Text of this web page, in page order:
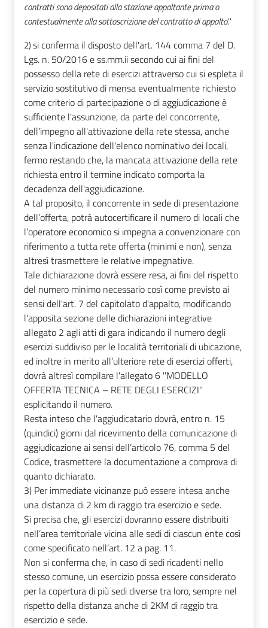
contratti sono depositati alla stazione appaltante prima o
contestualmente alla sottoscrizione del contratto di appalto.''
2)si conferma il disposto dell'art. 144 comma 7 del D.
Lgs. n. 50/2016 e ss.mm.ii secondo cuiai fini del
possesso della rete di esercizi attraverso cui si espleta il
servizio sostitutivo di mensa eventualmente richiesto
come criterio di partecipazione o di aggiudicazione è
sufficiente l'assunzione, da parte del concorrente,
dell'impegno all'attivazione della rete stessa, anche
senza l'indicazione dell'elenco nominativo dei locali,
fermo restando che, la mancata attivazione della rete
richiesta entro il termine indicato comporta la
decadenza dell'aggiudicazione.
A tal proposito, il concorrente in sede di presentazione
dell’offerta, potrà autocertificare il numero di locali che
l’operatore economico si impegna a convenzionare con
riferimento a tutta rete offerta (minimi e non), senza
altresì trasmettere le relative impegnative.
Tale dichiarazione dovrà essere resa, ai fini del rispetto
del numero minimo necessario così come previsto ai
sensi dell'art. 7 del capitolato d'appalto, modificando
l'apposita sezione delle dichiarazioni integrative
allegato 2 agli atti di gara indicando il numero degli
esercizi suddiviso per le località territoriali di ubicazione,
ed inoltre in merito all’ulteriore rete di esercizi offerti,
dovrà altresì compilare l'allegato 6 ''MODELLO
OFFERTA TECNICA – RETE DEGLI ESERCIZI''
esplicitando il numero.
Resta inteso che l'aggiudicatario dovrà, entro n. 15
(quindici) giorni dal ricevimento della comunicazione di
aggiudicazione ai sensi dell’articolo 76, comma 5 del
Codice, trasmettere la documentazione a comprova di
quanto dichiarato.
3) Per immediate vicinanze può essere intesa anche
una distanza di 2 km di raggio tra esercizio e sede.
Si precisa che, gli esercizi dovranno essere distribuiti
nell’area territoriale vicina alle sedi di ciascun ente così
come specificato nell’art. 12 a pag. 11.
Non si conferma che, in caso di sedi ricadenti nello
stesso comune, un esercizio possa essere considerato
per la copertura di più sedi diverse tra loro, sempre nel
rispetto della distanza anche di 2KM di raggio tra
esercizio e sede.